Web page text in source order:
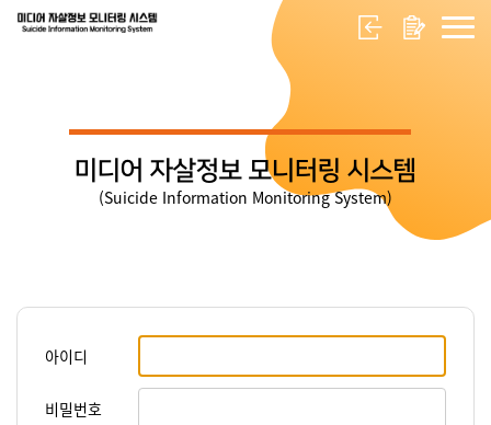
미디어 자살정보 모니터링 시스템
(Suicide Information Monitoring System)
아이디
비밀번호